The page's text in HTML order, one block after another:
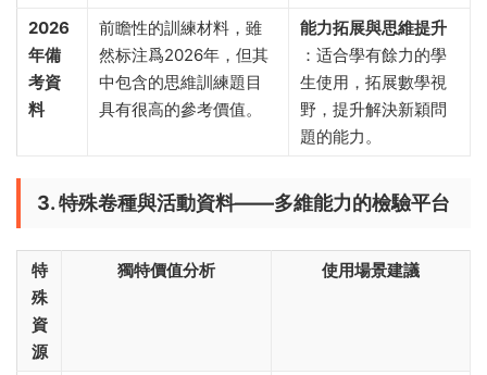
2026
年備
考資
料
前瞻性的訓練材料，雖
然标注爲2026年，但其
中包含的思維訓練題目
具有很高的參考價值。
能力拓展與思維提升
：适合學有餘力的學
生使用，拓展數學視
野，提升解決新穎問
題的能力。
3. 特殊卷種與活動資料——多維能力的檢驗平台
特
殊
資
源
獨特價值分析 使用場景建議